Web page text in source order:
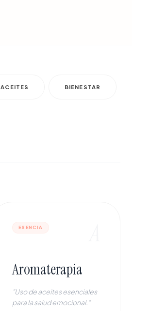
ACEITES BIENESTAR
ESENCIA
Aromaterapia
"Uso de aceites esenciales
para la salud emocional."